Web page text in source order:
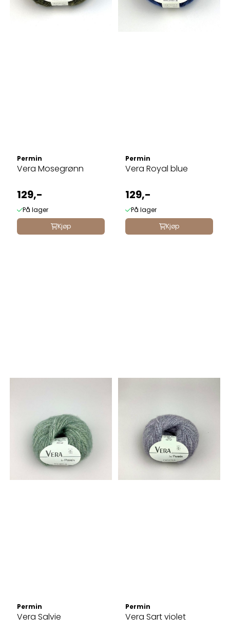
Permin
Vera Mosegrønn
129,-
På lager
Kjøp
Permin
Vera Royal blue
129,-
På lager
Kjøp
Permin
Vera Salvie
Permin
Vera Sart violet